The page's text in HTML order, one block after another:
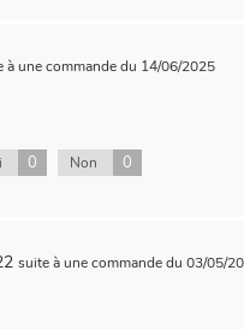
à une commande du 14/06/2025
0 Non 0
suite à une commande du 03/05/